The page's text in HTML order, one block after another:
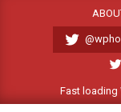
Fast loading